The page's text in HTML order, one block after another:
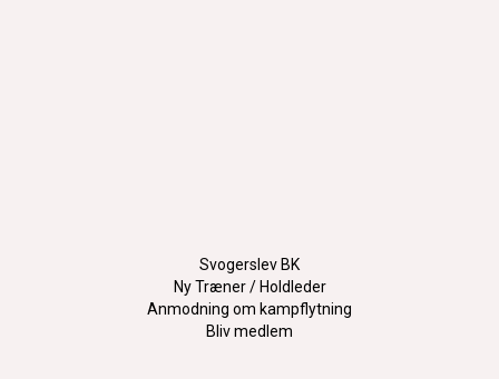
Svogerslev BK
Ny Træner / Holdleder
Anmodning om kampflytning
Bliv medlem